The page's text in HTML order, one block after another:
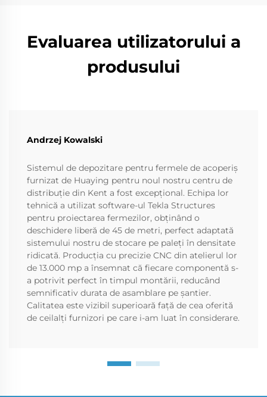
Evaluarea utilizatorului a
produsului
Andrzej Kowalski
Sistemul de depozitare pentru fermele de acoperiș
furnizat de Huaying pentru noul nostru centru de
distribuție din Kent a fost excepțional. Echipa lor
tehnică a utilizat software-ul Tekla Structures
pentru proiectarea fermezilor, obținând o
deschidere liberă de 45 de metri, perfect adaptată
sistemului nostru de stocare pe paleți în densitate
ridicată. Producția cu precizie CNC din atelierul lor
de 13.000 mp a însemnat că fiecare componentă s-
a potrivit perfect în timpul montării, reducând
semnificativ durata de asamblare pe șantier.
Calitatea este vizibil superioară față de cea oferită
de ceilalți furnizori pe care i-am luat în considerare.